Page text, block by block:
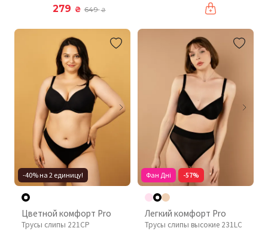
279 ₴ 649₴
-40% на 2 единицу!
Цветной комфорт Pro
Трусы слипы 221CP
Фан Дні -57%
Легкий комфорт Pro
Трусы слипы высокие 231LC